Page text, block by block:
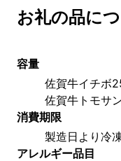
お礼の品に
容量
佐賀牛イチボ
佐賀牛トモサ
消費期限
製造日より冷
アレルギー品目